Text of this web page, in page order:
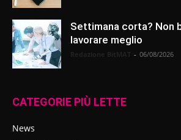
Settimana corta? Non
lavorare meglio
- 06/08/2026
CATEGORIE PIÙ LETTE
News